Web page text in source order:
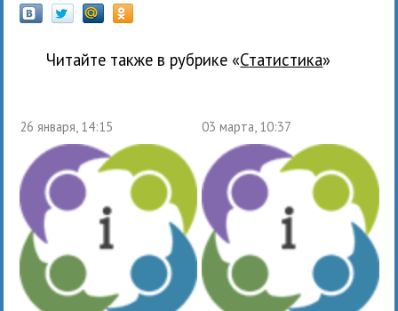
Читайте также в рубрике « статистика»
26 января, 14:15 03 марта, 10:37